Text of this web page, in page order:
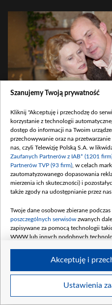
Z Ewą Błaszczyk na planie spektaklu
1
Szanujemy Twoją prywatność
Kliknij "Akceptuję i przechodzę do
korzystanie z technologii
dostęp do informacji na Twoim
przechowywanie oraz na
nas, czyli Telewizję Polską S.A. w
Zaufanych Partnerów z IAB* (1201
Partnerów TVP (93 firm) , w celach
zautomatyzowanego dopasowania
mierzenia ich skuteczności) i
także zgody na udostępnianie przez
Twoje dane osobowe zbierane
poszczególnych serwisów zwanych
zapisywane za pomocą technologii
WWW lub innych podobnych
Twoje dane osobowe zbierane
Ustawienia
Akceptuję i